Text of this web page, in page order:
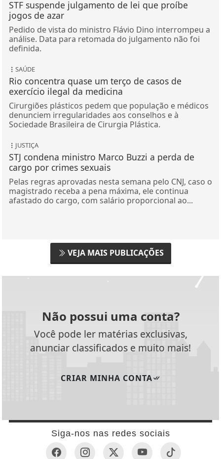
STF suspende julgamento de lei que proíbe
jogos de azar
Pedido de vista do ministro Flávio Dino interrompeu a
análise. Data para retomada do julgamento não foi
definida.
SAÚDE
Rio concentra quase um terço de casos de
exercício ilegal da medicina
Cirurgiões plásticos pedem que população e médicos
denunciem irregularidades aos conselhos e à
Sociedade Brasileira de Cirurgia Plástica.
JUSTIÇA
STJ condena ministro Marco Buzzi a perda de
cargo por crimes sexuais
Pelas regras aprovadas nesta semana pelo CNJ, caso o
magistrado receba a pena máxima, ele continua
afastado do cargo, com salário proporcional ao...
VEJA MAIS PUBLICAÇÕES
Não possui uma conta?
Você pode ler matérias exclusivas,
anunciar classificados e muito mais!
CRIAR MINHA CONTA
Siga-nos nas redes sociais